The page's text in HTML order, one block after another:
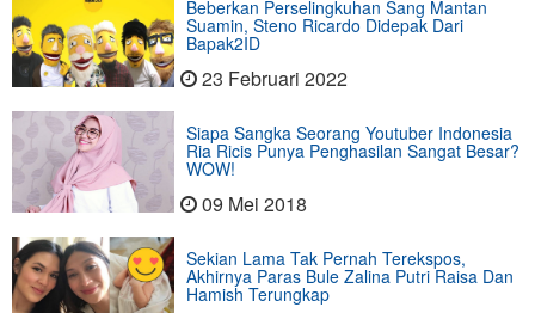
Beberkan Perselingkuhan Sang Mantan
Suamin, Steno Ricardo Didepak Dari
Bapak2ID
23 Februari 2022
Siapa Sangka Seorang Youtuber Indonesia
Ria Ricis Punya Penghasilan Sangat Besar?
WOW!
09 Mei 2018
Sekian Lama Tak Pernah Terekspos,
Akhirnya Paras Bule Zalina Putri Raisa Dan
Hamish Terungkap